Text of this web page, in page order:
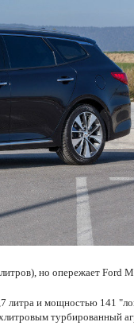
но опережает Ford
литра и мощностью 141
турбированный